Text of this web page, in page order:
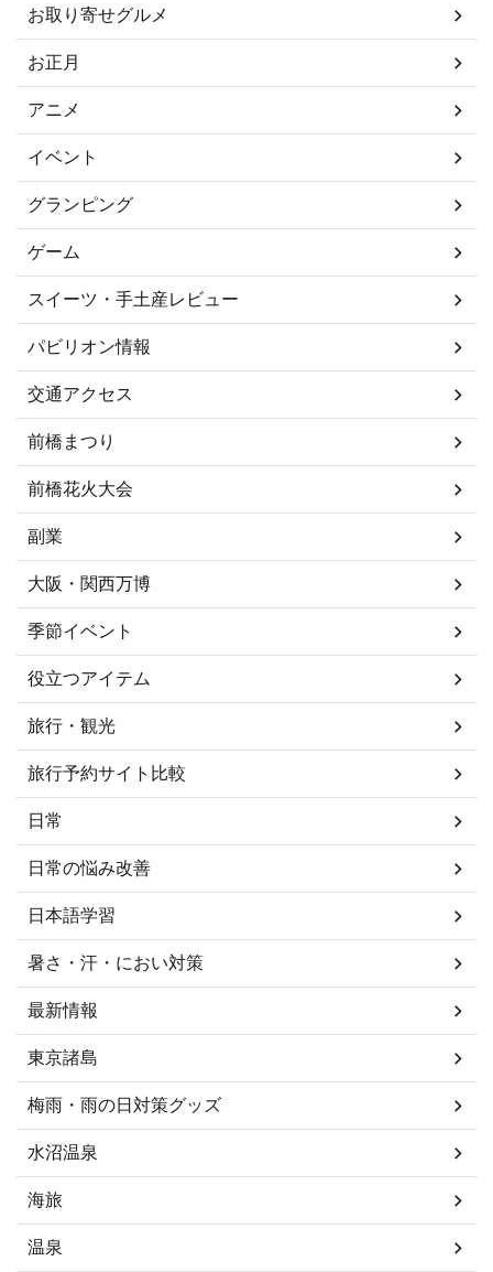
お取り寄せグルメ
お正月
アニメ
イベント
グランピング
ゲーム
スイーツ・手土産レビュー
パビリオン情報
交通アクセス
前橋まつり
前橋花火大会
副業
大阪・関西万博
季節イベント
役立つアイテム
旅行・観光
旅行予約サイト比較
日常
日常の悩み改善
日本語学習
暑さ・汗・におい対策
最新情報
東京諸島
梅雨・雨の日対策グッズ
水沼温泉
海旅
温泉